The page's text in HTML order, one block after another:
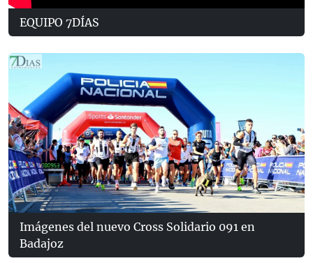
EQUIPO 7DÍAS
Imágenes del nuevo Cross Solidario 091 en
Badajoz